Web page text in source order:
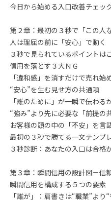
今日から始める入口改善チェッ
第２章：最初の３秒で「この人
人は理屈の前に「安心」で動く
３秒で見られているポイントは
信用を落とす３大ＮＧ
「違和感」を消すだけで売れ始
“安心”を生む見せ方の共通項
「誰のために」が一瞬で伝わる
“強み”より先に必要な「前提の
お客様の頭の中の「不安」を言
最初の３秒で勝てる一文テンプ
３秒診断：あなたの入口は合格
第３章：瞬間信用の設計図－信
瞬間信用を構成する５つの要素
「誰が」：肩書きは“職業”より